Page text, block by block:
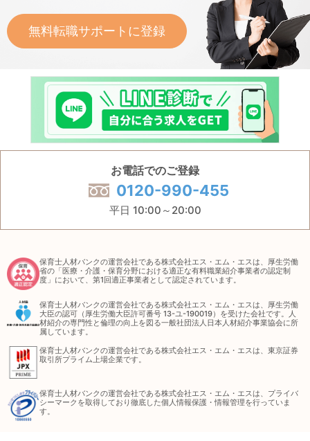
無料転職サポートに登録
お電話でのご登録
0120-990-455
平日 10:00～20:00
保育士人材バンクの運営会社である株式会社エス・エム・エスは、厚生労働
省の「医療・介護・保育分野における適正な有料職業紹介事業者の認定制
度」において、第1回適正事業者として認定されています。
保育士人材バンクの運営会社である株式会社エス・エム・エスは、厚生労働
大臣の認可（厚生労働大臣許可番号 13-ユ-190019）を受けた会社です。人
材紹介の専門性と倫理の向上を図る一般社団法人日本人材紹介事業協会に所
属しています。
保育士人材バンクの運営会社である株式会社エス・エム・エスは、東京証券
取引所プライム上場企業です。
保育士人材バンクの運営会社である株式会社エス・エム・エスは、プライバ
シーマークを取得しており徹底した個人情報保護・情報管理を行っていま
す。